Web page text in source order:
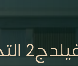
الخامس